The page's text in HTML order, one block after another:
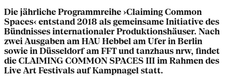
Die jährliche Programmreihe ›Claiming Common
Spaces‹ entstand 2018 als gemeinsame Initiative des
Bündnisses internationaler Produktionshäuser. Nach
zwei Ausgaben am HAU Hebbel am Ufer in Berlin
sowie in Düsseldorf am FFT und tanzhaus nrw, findet
die CLAIMING COMMON SPACES III im Rahmen des
Live Art Festivals auf Kampnagel statt.